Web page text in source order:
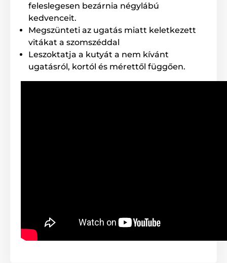
cm nyakkerület közöttállítható.
Súly és méretek
A Dogtrace D-Mute egy könnyű,
Hangjelzés és impulzus korrekció
3 szintű impulzus
feleslegesen bezárnia négylábú
kedvenceit.
Megszünteti az ugatás miatt keletkezett
vitákat a szomszéddal
Leszoktatja a kutyát a nem kívánt
ugatásról, kortól és mérettől függően.